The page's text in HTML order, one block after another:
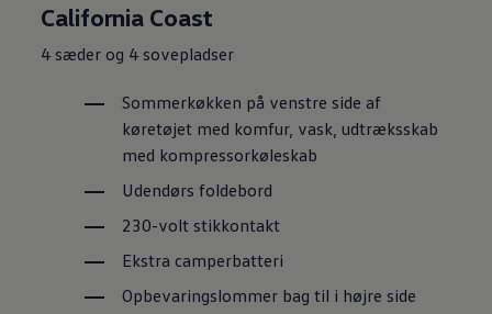
California Coast
4 sæder og 4 sovepladser
Sommerkøkken på venstre side af
køretøjet med komfur, vask, udtræksskab
med kompressorkøleskab
Udendørs foldebord
230-volt stikkontakt
Ekstra camperbatteri
Opbevaringslommer bag til i højre side